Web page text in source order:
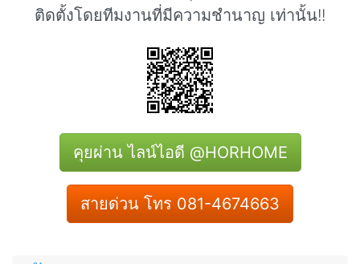
ติดตั้งโดยทีมงานที่มีความชำนาญ เท่านั้น!!
คุยผ่าน ไลน์ไอดี @HORHOME
สายด่วน โทร 081-4674663